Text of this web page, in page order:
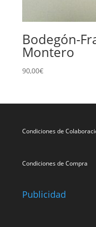
Bodegón-
Montero
90,00€
Condiciones de
Condiciones de Compra
Publicidad